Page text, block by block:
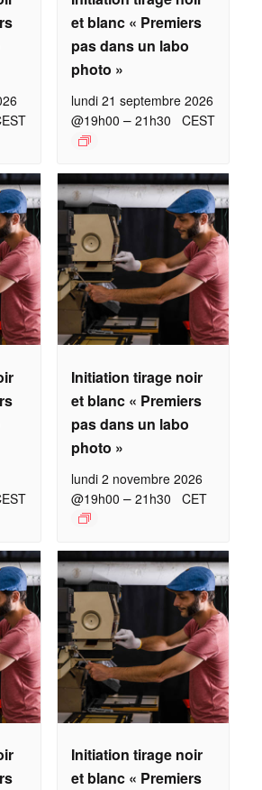
et blanc « Premiers
pas dans un labo
photo »
lundi 21 septembre 2026
@19h00 – 21h30 CEST
Initiation tirage noir
et blanc « Premiers
pas dans un labo
photo »
lundi 2 novembre 2026
@19h00 – 21h30 CET
Initiation tirage noir
et blanc « Premiers